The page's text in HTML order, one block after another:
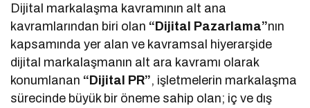
Dijital markalaşma kavramının alt ana
kavramlarından biri olan “Dijital Pazarlama”nın
kapsamında yer alan ve kavramsal hiyerarşide
dijital markalaşmanın alt ara kavramı olarak
konumlanan “Dijital PR”, işletmelerin markalaşma
sürecinde büyük bir öneme sahip olan; iç ve dış